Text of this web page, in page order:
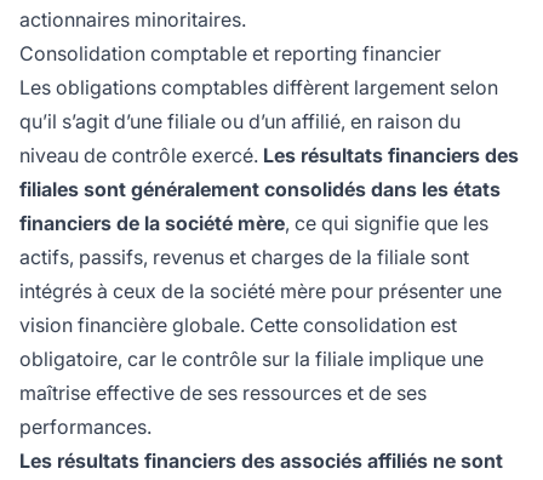
actionnaires minoritaires.
Consolidation comptable et reporting financier
Les obligations comptables diffèrent largement selon
qu’il s’agit d’une filiale ou d’un affilié, en raison du
niveau de contrôle exercé. Les résultats financiers des
filiales sont généralement consolidés dans les états
financiers de la société mère, ce qui signifie que les
actifs, passifs, revenus et charges de la filiale sont
intégrés à ceux de la société mère pour présenter une
vision financière globale. Cette consolidation est
obligatoire, car le contrôle sur la filiale implique une
maîtrise effective de ses ressources et de ses
performances.
Les résultats financiers des associés affiliés ne sont